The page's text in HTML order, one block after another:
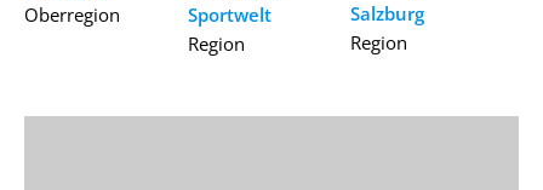
Oberregion
Sportwelt
Region
Salzburg
Region